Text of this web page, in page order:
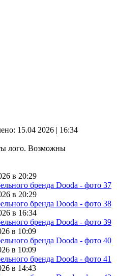
15.04 2026 | 16:34
лого. Возможны
в 20:29
в 20:29
в 16:34
в 10:09
в 10:09
в 14:43